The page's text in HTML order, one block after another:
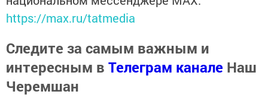
https://max.ru/tatmedia
Следите за самым важным и
интересным в Телеграм канале Наш
Черемшан